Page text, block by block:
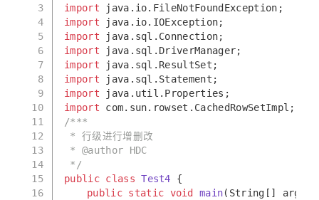
3
4
5
6
7
8
9
10
11
12
13
14
15
16
import java.io.FileNotFoundException;
import java.io.IOException;
import java.sql.Connection;
import java.sql.DriverManager;
import java.sql.ResultSet;
import java.sql.Statement;
import java.util.Properties;
import com.sun.rowset.CachedRowSetImpl;
/***
* 行级进行增删改
* @author HDC
*/
public class Test4
{
public static void main(String[] args)